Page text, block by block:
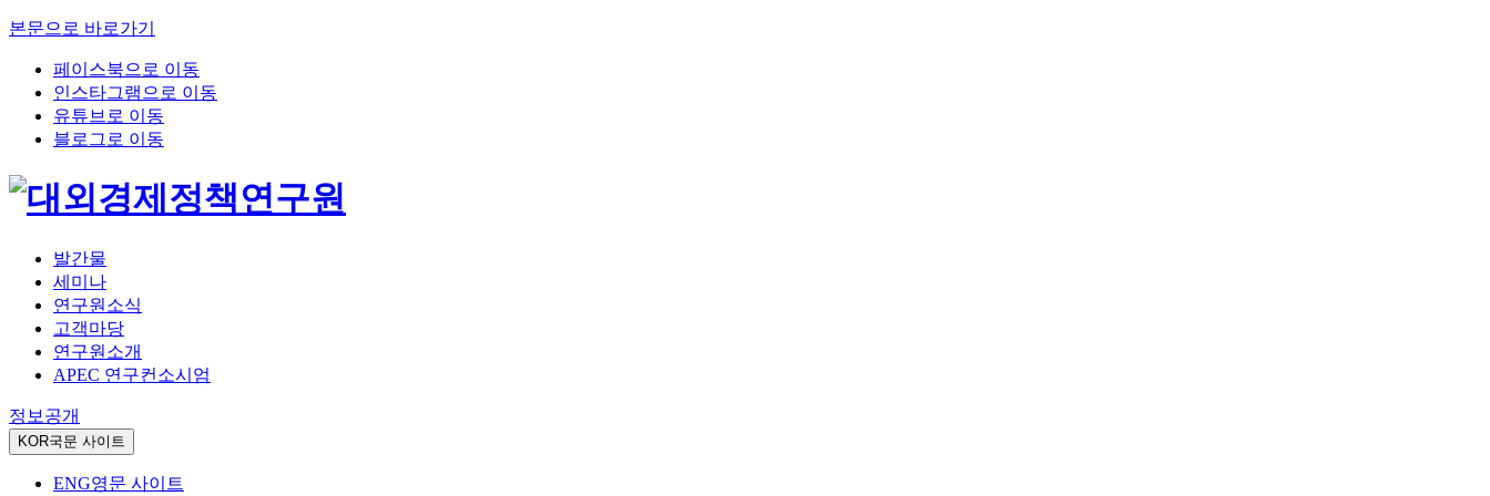
본문으로 바로가기
페이스북으로 이동
인스타그램으로 이동
유튜브로 이동
블로그로 이동
발간물
세미나
연구원소식
고객마당
연구원소개
APEC 연구컨소시엄
정보공개
KOR국문 사이트
ENG영문 사이트